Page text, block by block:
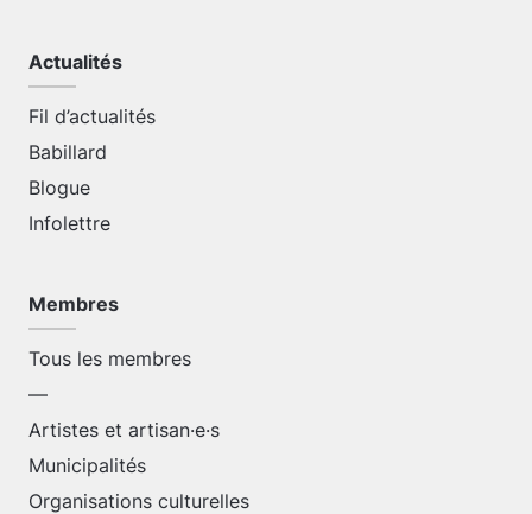
Actualités
Fil d’actualités
Babillard
Blogue
Infolettre
Membres
Tous les membres
—
Artistes et artisan·e·s
Municipalités
Organisations culturelles